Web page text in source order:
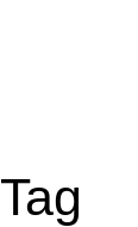
Tag